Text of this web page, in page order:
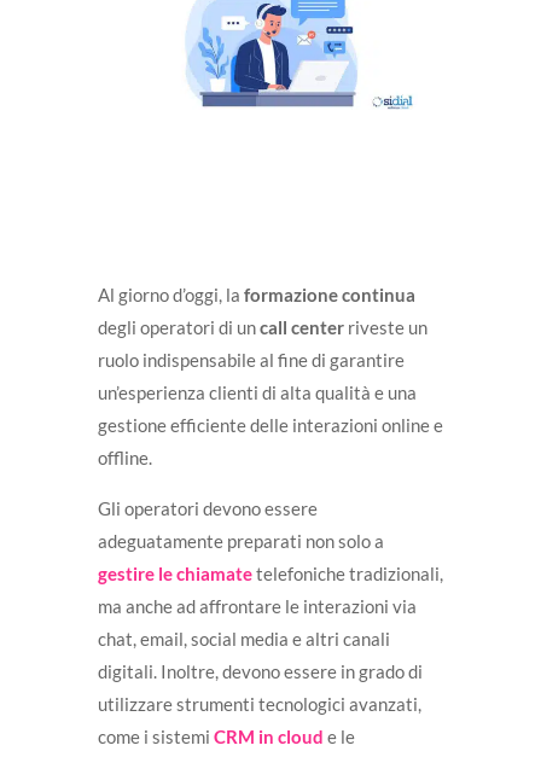
Al giorno d’oggi, la formazione continua
degli operatori di uncall centerriveste un
ruolo indispensabile al fine di garantire
un’esperienza clienti di alta qualità e una
gestione efficiente delle interazioni online e
offline.
Gli operatori devono essere
adeguatamente preparati non solo a
gestire le chiamatetelefoniche tradizionali,
ma anche ad affrontare le interazioni via
chat, email, social media e altri canali
digitali. Inoltre, devono essere in grado di
utilizzare strumenti tecnologici avanzati,
come i sistemi CRM in cloud e le